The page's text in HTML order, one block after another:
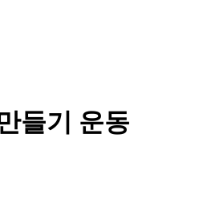
들기 운동